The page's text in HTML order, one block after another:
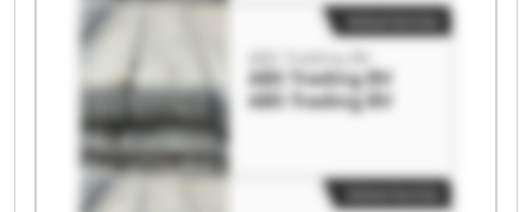
ABS Trading BV
ABS Trading BV
ABS Trading BV